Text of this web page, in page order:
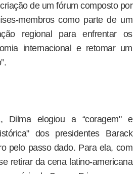
de um fórum composto por
membros como parte de um
regional para enfrentar os
internacional e retomar um
Dilma elogiou a “coragem" e
dos presidentes Barack
pelo passo dado. Para ela, com
retirar da cena latino-americana